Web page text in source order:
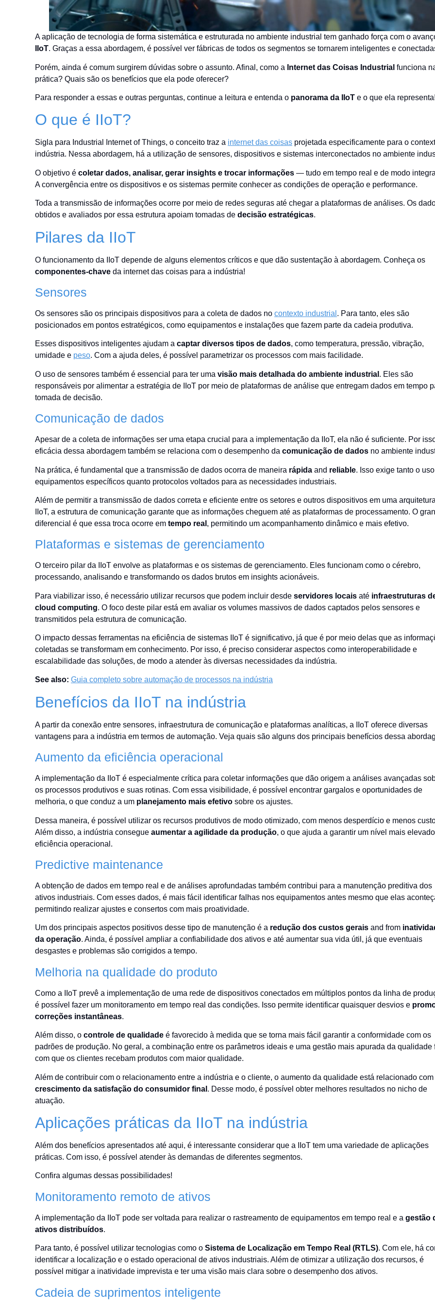
English
A aplicação de tecnologia de forma sistemática e estruturada no ambiente industrial tem ganhado força com o
IIoT. Graças a essa abordagem, é possível ver fábricas de todos os segmentos se tornarem inteligentes e
Porém, ainda é comum surgirem dúvidas sobre o assunto. Afinal, como a Internet das Coisas Industrial funciona
prática? Quais são os benefícios que ela pode oferecer?
Para responder a essas e outras perguntas, continue a leitura e entenda o panorama da IIoT e o que ela
O que é IIoT?
Sigla para Industrial Internet of Things, o conceito traz a internet das coisas projetada especificamente para o
indústria. Nessa abordagem, há a utilização de sensores, dispositivos e sistemas interconectados no ambiente
O objetivo é coletar dados, analisar, gerar insights e trocar informações — tudo em tempo real e de modo
A convergência entre os dispositivos e os sistemas permite conhecer as condições de operação e performance.
Toda a transmissão de informações ocorre por meio de redes seguras até chegar a plataformas de análises. Os
obtidos e avaliados por essa estrutura apoiam tomadas de decisão estratégicas.
Pilares da IIoT
O funcionamento da IIoT depende de alguns elementos críticos e que dão sustentação à abordagem. Conheça os
componentes-chave da internet das coisas para a indústria!
Sensores
Os sensores são os principais dispositivos para a coleta de dados no contexto industrial . Para tanto, eles são
posicionados em pontos estratégicos, como equipamentos e instalações que fazem parte da cadeia produtiva.
Esses dispositivos inteligentes ajudam a captar diversos tipos de dados, como temperatura, pressão, vibração,
umidade e peso. Com a ajuda deles, é possível parametrizar os processos com mais facilidade.
O uso de sensores também é essencial para ter uma visão mais detalhada do ambiente industrial . Eles são
responsáveis por alimentar a estratégia de IIoT por meio de plataformas de análise que entregam dados em tempo
tomada de decisão.
Comunicação de dados
Apesar de a coleta de informações ser uma etapa crucial para a implementação da IIoT, ela não é suficiente. Por
eficácia dessa abordagem também se relaciona com o desempenho da comunicação de dados no ambiente
Na prática, é fundamental que a transmissão de dados ocorra de maneira rápida and reliable. Isso exige tanto o
equipamentos específicos quanto protocolos voltados para as necessidades industriais.
Além de permitir a transmissão de dados correta e eficiente entre os setores e outros dispositivos em uma
IIoT, a estrutura de comunicação garante que as informações cheguem até as plataformas de processamento. O
diferencial é que essa troca ocorre em tempo real , permitindo um acompanhamento dinâmico e mais efetivo.
Plataformas e sistemas de gerenciamento
O terceiro pilar da IIoT envolve as plataformas e os sistemas de gerenciamento. Eles funcionam como o cérebro,
processando, analisando e transformando os dados brutos em insights acionáveis.
Para viabilizar isso, é necessário utilizar recursos que podem incluir desde servidores locais até infraestruturas
cloud computing. O foco deste pilar está em avaliar os volumes massivos de dados captados pelos sensores e
transmitidos pela estrutura de comunicação.
O impacto dessas ferramentas na eficiência de sistemas IIoT é significativo, já que é por meio delas que as
coletadas se transformam em conhecimento. Por isso, é preciso considerar aspectos como interoperabilidade e
escalabilidade das soluções, de modo a atender às diversas necessidades da indústria.
See also: Guia completo sobre automação de processos na indústria
Benefícios da IIoT na indústria
A partir da conexão entre sensores, infraestrutura de comunicação e plataformas analíticas, a IIoT oferece diversas
vantagens para a indústria em termos de automação. Veja quais são alguns dos principais benefícios dessa
Aumento da eficiência operacional
A implementação da IIoT é especialmente crítica para coletar informações que dão origem a análises avançadas
os processos produtivos e suas rotinas. Com essa visibilidade, é possível encontrar gargalos e oportunidades de
melhoria, o que conduz a um planejamento mais efetivo sobre os ajustes.
Dessa maneira, é possível utilizar os recursos produtivos de modo otimizado, com menos desperdício e menos
Além disso, a indústria consegue aumentar a agilidade da produção, o que ajuda a garantir um nível mais
eficiência operacional.
Predictive maintenance
A obtenção de dados em tempo real e de análises aprofundadas também contribui para a manutenção preditiva dos
ativos industriais. Com esses dados, é mais fácil identificar falhas nos equipamentos antes mesmo que elas
permitindo realizar ajustes e consertos com mais proatividade.
Um dos principais aspectos positivos desse tipo de manutenção é a redução dos custos gerais and from
da operação. Ainda, é possível ampliar a confiabilidade dos ativos e até aumentar sua vida útil, já que eventuais
desgastes e problemas são corrigidos a tempo.
Melhoria na qualidade do produto
Como a IIoT prevê a implementação de uma rede de dispositivos conectados em múltiplos pontos da linha de
é possível fazer um monitoramento em tempo real das condições. Isso permite identificar quaisquer desvios e
correções instantâneas.
Além disso, o controle de qualidade é favorecido à medida que se torna mais fácil garantir a conformidade com os
padrões de produção. No geral, a combinação entre os parâmetros ideais e uma gestão mais apurada da qualidade
com que os clientes recebam produtos com maior qualidade.
Além de contribuir com o relacionamento entre a indústria e o cliente, o aumento da qualidade está relacionado com
crescimento da satisfação do consumidor final . Desse modo, é possível obter melhores resultados no nicho de
atuação.
Aplicações práticas da IIoT na indústria
Além dos benefícios apresentados até aqui, é interessante considerar que a IIoT tem uma variedade de aplicações
práticas. Com isso, é possível atender às demandas de diferentes segmentos.
Confira algumas dessas possibilidades!
Monitoramento remoto de ativos
A implementação da IIoT pode ser voltada para realizar o rastreamento de equipamentos em tempo real e a gestão
ativos distribuídos.
Para tanto, é possível utilizar tecnologias como o Sistema de Localização em Tempo Real (RTLS). Com ele, há
identificar a localização e o estado operacional de ativos industriais. Além de otimizar a utilização dos recursos, é
possível mitigar a inatividade imprevista e ter uma visão mais clara sobre o desempenho dos ativos.
Cadeia de suprimentos inteligente